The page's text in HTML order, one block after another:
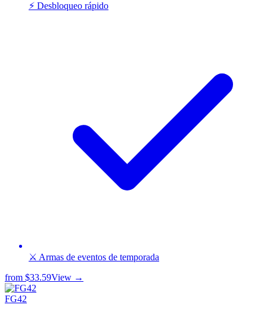
⚡ Desbloqueo rápido
⚔️ Armas de eventos de temporada
from $33.59View →
FG42